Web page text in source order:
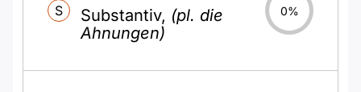
S Substantiv, (pl. die
Ahnungen)
0%